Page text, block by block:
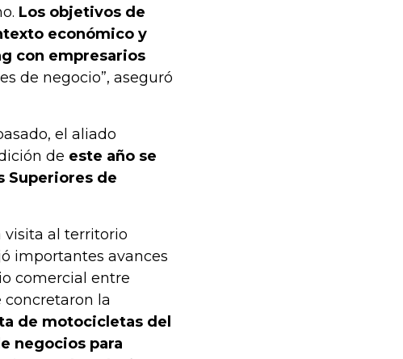
Los objetivos de
económico y
con empresarios
de negocio”, aseguró
el aliado
de este año se
Superiores de
visita al territorio
importantes avances
comercial entre
concretaron la
de motocicletas del
negocios para